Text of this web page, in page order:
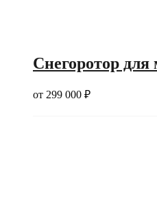
Снегоротор
от 299 000 ₽